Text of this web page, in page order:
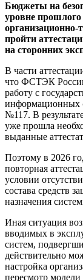
Бюджеты на
уровне
организационно-
пройти
на сторонних
В части
что ФСТЭК
работу с
информационных
№117. В
уже прошла
выданные
Поэтому в 2026
повторная
условии
состава средств
назначения
Иная ситуация
вводимых в
систем,
действительно
настройка
пересмотр